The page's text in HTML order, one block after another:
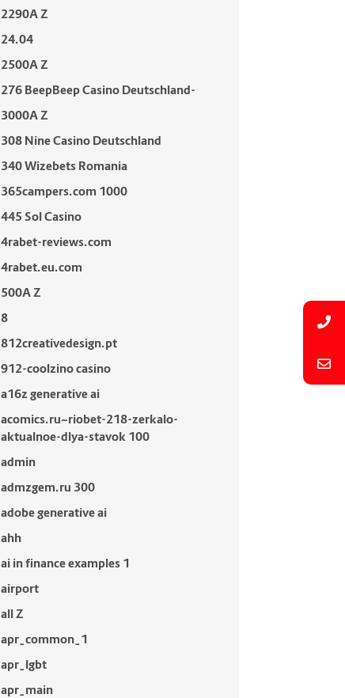
2290A Z
24.04
2500A Z
276 BeepBeep Casino Deutschland-
3000A Z
308 Nine Casino Deutschland
340 Wizebets Romania
365campers.com 1000
445 Sol Casino
4rabet-reviews.com
4rabet.eu.com
500A Z
8
812creativedesign.pt
912-coolzino casino
a16z generative ai
acomics.ru~riobet-218-zerkalo-
aktualnoe-dlya-stavok 100
admin
admzgem.ru 300
adobe generative ai
ahh
ai in finance examples 1
airport
all Z
apr_common_1
apr_lgbt
apr_main